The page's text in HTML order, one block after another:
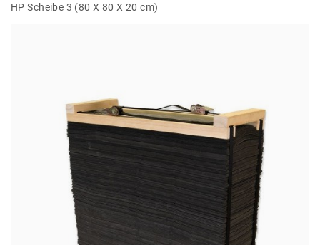
HP Scheibe 3 (80 X 80 X 20 cm)